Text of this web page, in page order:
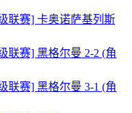
联赛] 卡奥诺萨基列斯
联赛] 黑格尔曼 2-2 (角
联赛] 黑格尔曼 3-1 (角